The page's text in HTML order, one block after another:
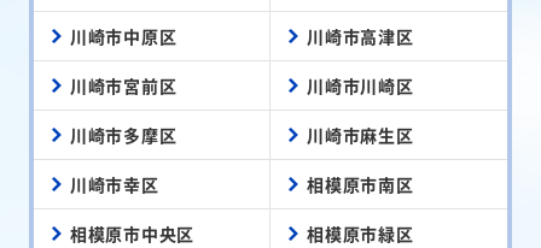
川崎市中原区 川崎市高津区
川崎市宮前区 川崎市川崎区
川崎市多摩区 川崎市麻生区
川崎市幸区 相模原市南区
相模原市中央区 相模原市緑区